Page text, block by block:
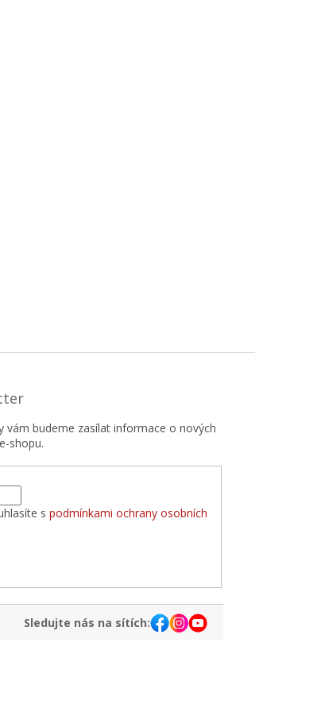
vám budeme zasílat informace o nových
shopu.
spodmínkami ochrany osobních
Sledujte nás na sítích: